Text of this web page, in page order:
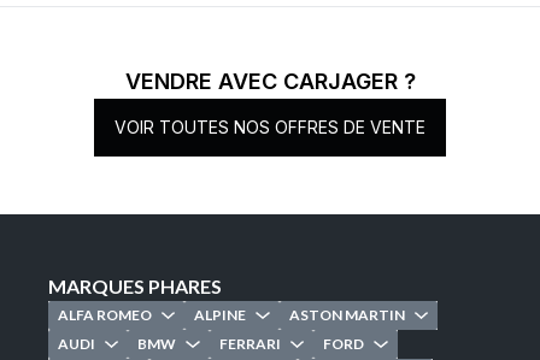
VENDRE AVEC CARJAGER ?
VOIR TOUTES NOS OFFRES DE VENTE
MARQUES PHARES
ALFA ROMEO ALPINE
ASTON MARTIN
AUDI
BMW FERRARI
FORD